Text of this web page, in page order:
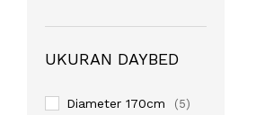
UKURAN DAYBED
Diameter 170cm (5)